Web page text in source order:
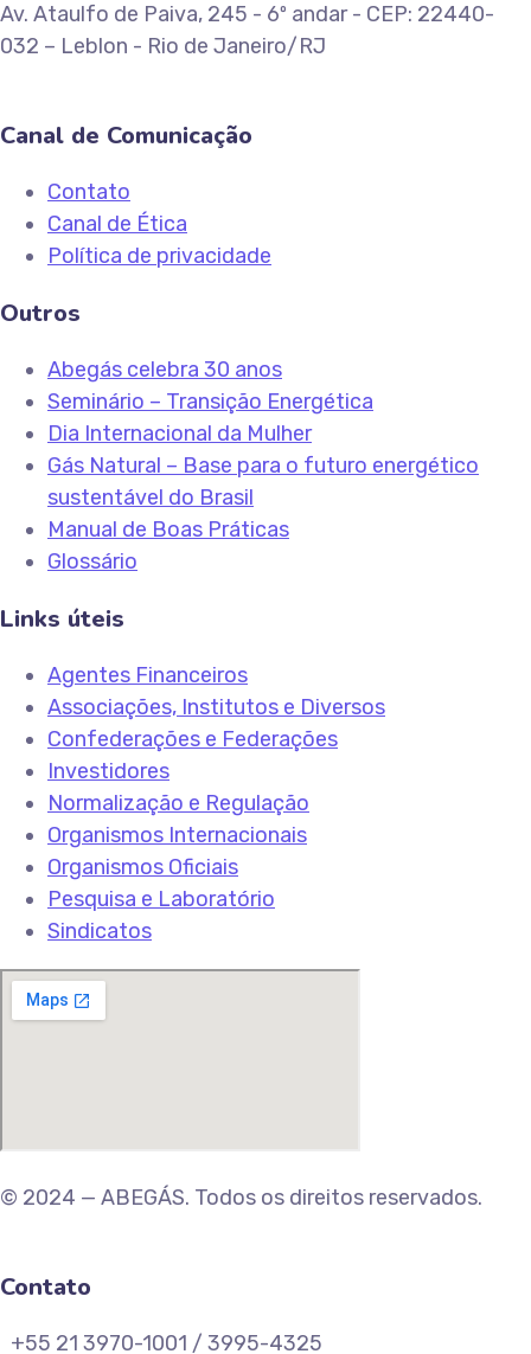
Av. Ataulfo de Paiva, 245 - 6º andar - CEP: 22440-
032 – Leblon - Rio de Janeiro/RJ
Canal de Comunicação
Contato
Canal de Ética
Política de privacidade
Outros
Abegás celebra 30 anos
Seminário – Transição Energética
Dia Internacional da Mulher
Gás Natural – Base para o futuro energético
sustentável do Brasil
Manual de Boas Práticas
Glossário
Links úteis
Agentes Financeiros
Associações, Institutos e Diversos
Confederações e Federações
Investidores
Normalização e Regulação
Organismos Internacionais
Organismos Oficiais
Pesquisa e Laboratório
Sindicatos
© 2024 — ABEGÁS. Todos os direitos reservados.
Contato
+55 21 3970-1001 / 3995-4325